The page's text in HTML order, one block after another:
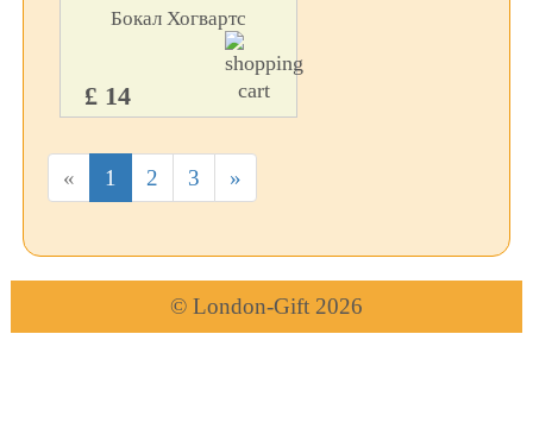
Бокал Хогвартс
£ 14
« 1 2 3 »
© London-Gift 2026